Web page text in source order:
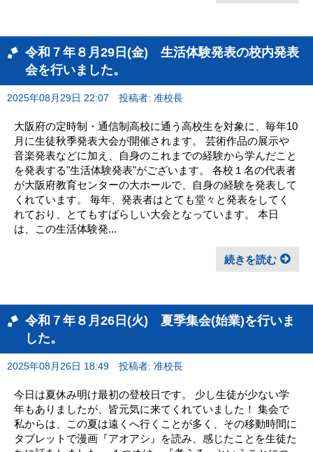
令和７年８月29日(金) 生活体験発表の校内発表
会を行いました。
2025年08月29日 22:07 投稿者: 准校長
大阪府の定時制・通信制高校に通う高校生を対象に、毎年10
月に生徒秋季発表大会が開催されます。 芸術作品の展示や
音楽発表などに加え、自身のこれまでの経験から学んだこと
を発表する"生活体験発表"がございます。 各校１名の代表者
が大阪府教育センターの大ホールで、自身の経験を発表して
くれています。 毎年、発表者はとても堂々と発表をしてく
れており、とてもすばらしい大会となっています。 本日
は、この生活体験発...
続きを読む
令和７年８月26日(火) 夏季集会(始業)を行いま
した。
2025年08月26日 18:49 投稿者: 准校長
今日は夏休み明け最初の登校日です。 少し生徒が少ない学
年もありましたが、皆元気に来てくれていました！ 集会で
私からは、この夏は遠くへ行くことが多く、その移動時間に
タブレットで漫画『アオアシ』を読み、感じたことを生徒た